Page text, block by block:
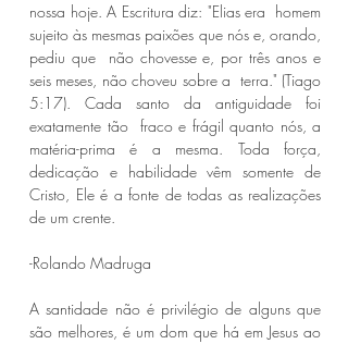
nossa hoje. A Escritura diz: "Elias era  homem
sujeito às mesmas paixões que nós e, orando,
pediu que  não chovesse e, por três anos e
seis meses, não choveu sobre a  terra." (Tiago
5:17). Cada santo da antiguidade foi
exatamente tão  fraco e frágil quanto nós, a
matéria-prima é a mesma. Toda força,
dedicação e habilidade vêm somente de
Cristo, Ele é a fonte de todas as realizações
de um crente.
-Rolando Madruga
A santidade não é privilégio de alguns que
são melhores, é um dom que há em Jesus ao